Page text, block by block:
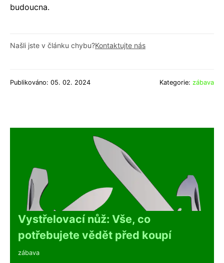
budoucna.
Našli jste v článku chybu?Kontaktujte nás
Publikováno: 05. 02. 2024 Kategorie: zábava
Vystřelovací nůž: Vše, co
potřebujete vědět před koupí
zábava